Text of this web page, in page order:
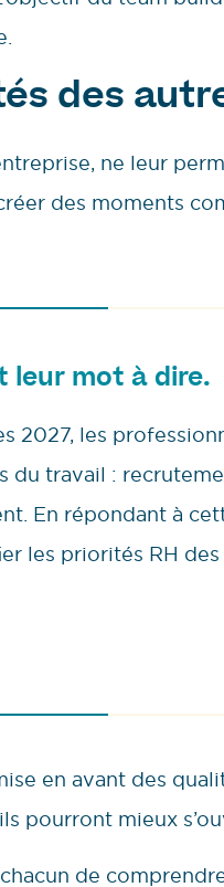
des
ne leur
des moments
leur mot à dire.
2027, les
travail :
En répondant à
les priorités RH
en avant des
pourront mieux
de